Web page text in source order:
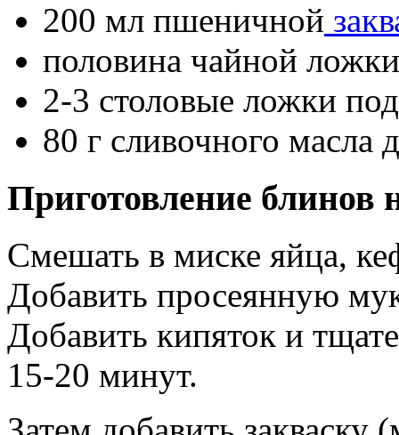
200 мл пшеничной
половина чайной
2-3 столовые ложки
80 г сливочного масла
Приготовление блинов
Смешать в миске яйца,
Добавить просеянную
Добавить кипяток и
15-20 минут.